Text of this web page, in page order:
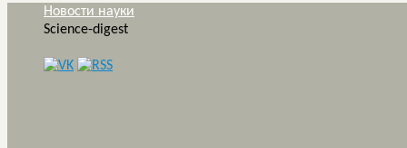
Новости науки
Science-digest